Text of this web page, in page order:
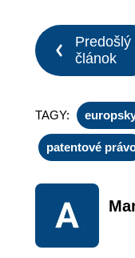
Predošlý
článok
TAGY:
patentové